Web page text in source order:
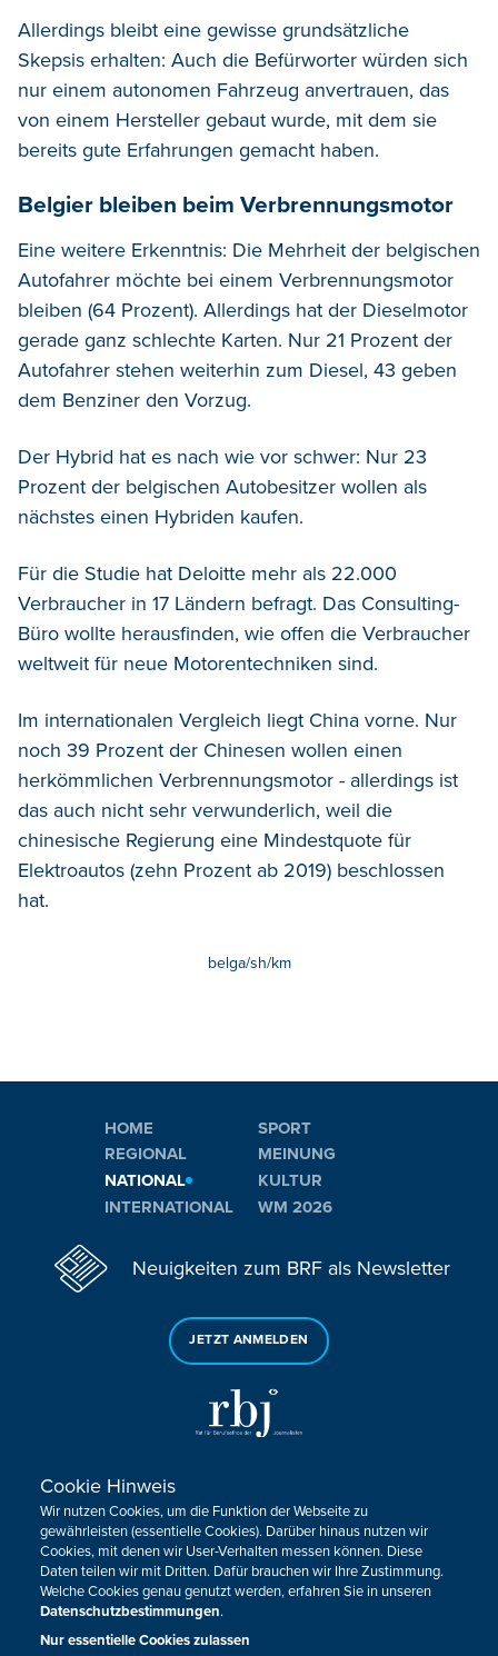
Allerdings bleibt eine gewisse grundsätzliche
Skepsis erhalten: Auch die Befürworter würden sich
nur einem autonomen Fahrzeug anvertrauen, das
von einem Hersteller gebaut wurde, mit dem sie
bereits gute Erfahrungen gemacht haben.
Belgier bleiben beim Verbrennungsmotor
Eine weitere Erkenntnis: Die Mehrheit der belgischen
Autofahrer möchte bei einem Verbrennungsmotor
bleiben (64 Prozent). Allerdings hat der Dieselmotor
gerade ganz schlechte Karten. Nur 21 Prozent der
Autofahrer stehen weiterhin zum Diesel, 43 geben
dem Benziner den Vorzug.
Der Hybrid hat es nach wie vor schwer: Nur 23
Prozent der belgischen Autobesitzer wollen als
nächstes einen Hybriden kaufen.
Für die Studie hat Deloitte mehr als 22.000
Verbraucher in 17 Ländern befragt. Das Consulting-
Büro wollte herausfinden, wie offen die Verbraucher
weltweit für neue Motorentechniken sind.
Im internationalen Vergleich liegt China vorne. Nur
noch 39 Prozent der Chinesen wollen einen
herkömmlichen Verbrennungsmotor - allerdings ist
das auch nicht sehr verwunderlich, weil die
chinesische Regierung eine Mindestquote für
Elektroautos (zehn Prozent ab 2019) beschlossen
hat.
belga/sh/km
HOME
REGIONAL
NATIONAL
INTERNATIONAL
SPORT
MEINUNG
KULTUR
WM 2026
Neuigkeiten zum BRF als Newsletter
JETZT ANMELDEN
Sie haben noch Fragen oder Anmerkungen?
KONTAKTIEREN SIE UNS!
Impressum Datenschutz Kontakt
Barrierefreiheit
Cookie-Zustimmung anpassen
Design, Konzept & Programmierung:
Cookie Hinweis
Wir nutzen Cookies, um die Funktion der Webseite zu
gewährleisten (essentielle Cookies). Darüber hinaus nutzen wir
Cookies, mit denen wir User-Verhalten messen können. Diese
Daten teilen wir mit Dritten. Dafür brauchen wir Ihre Zustimmung.
Welche Cookies genau genutzt werden, erfahren Sie in unseren
Datenschutzbestimmungen.
Nur essentielle Cookies zulassen